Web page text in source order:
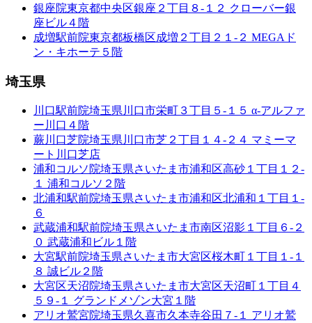
銀座院東京都中央区銀座２丁目８-１２ クローバー銀
座ビル４階
成増駅前院東京都板橋区成増２丁目２１-２ MEGAド
ン・キホーテ５階
埼玉県
川口駅前院埼玉県川口市栄町３丁目５-１５ α-アルファ
ー川口４階
蕨川口芝院埼玉県川口市芝２丁目１４-２４ マミーマ
ート川口芝店
浦和コルソ院埼玉県さいたま市浦和区高砂１丁目１２-
１ 浦和コルソ２階
北浦和駅前院埼玉県さいたま市浦和区北浦和１丁目１-
６
武蔵浦和駅前院埼玉県さいたま市南区沼影１丁目６-２
０ 武蔵浦和ビル１階
大宮駅前院埼玉県さいたま市大宮区桜木町１丁目１-１
８ 誠ビル２階
大宮区天沼院埼玉県さいたま市大宮区天沼町１丁目４
５９-１ グランドメゾン大宮１階
アリオ鷲宮院埼玉県久喜市久本寺谷田７-１ アリオ鷲